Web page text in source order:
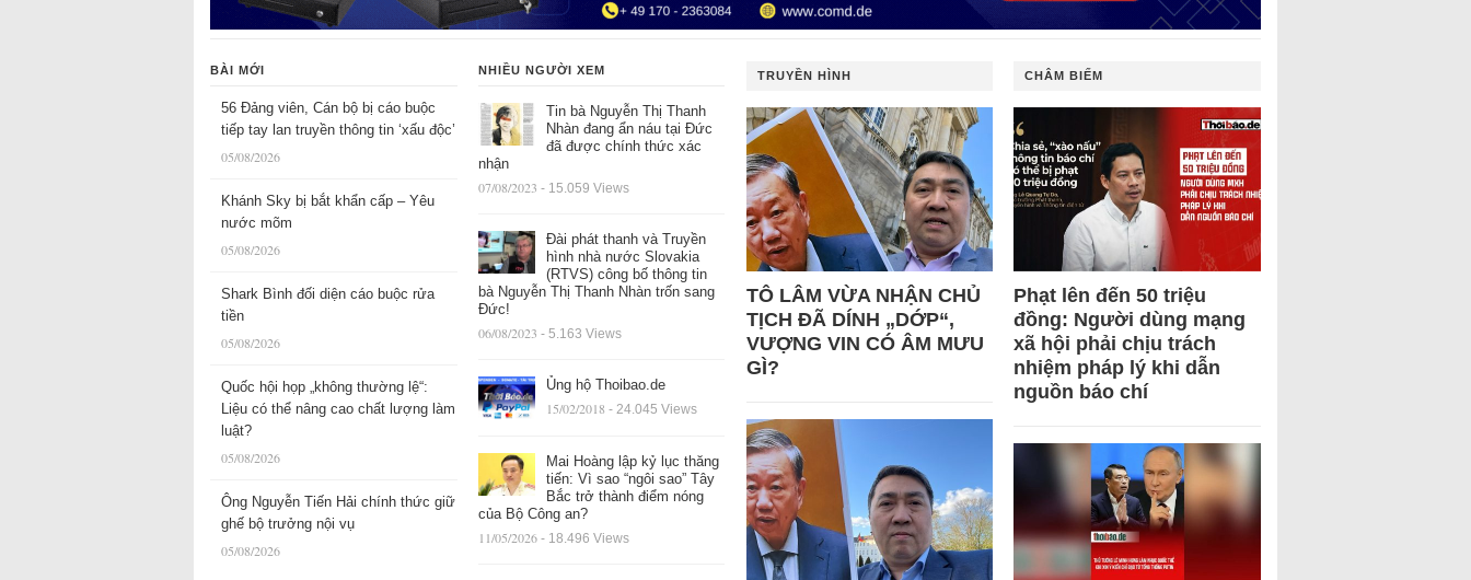
BÀI MỚI
56 Đảng viên, Cán bộ bị cáo buộc
tiếp tay lan truyền thông tin ‘xấu độc’
05/08/2026
Khánh Sky bị bắt khẩn cấp – Yêu
nước mõm
05/08/2026
Shark Bình đối diện cáo buộc rửa
tiền
05/08/2026
Quốc hội họp „không thường lệ“:
Liệu có thể nâng cao chất lượng làm
luật?
05/08/2026
Ông Nguyễn Tiến Hải chính thức giữ
ghế bộ trưởng nội vụ
05/08/2026
NHIỀU NGƯỜI XEM
Tin bà Nguyễn Thị Thanh
Nhàn đang ẩn náu tại Đức
đã được chính thức xác
nhận
07/08/2023 - 15.059 Views
Đài phát thanh và Truyền
hình nhà nước Slovakia
(RTVS) công bố thông tin
bà Nguyễn Thị Thanh Nhàn trốn sang
Đức!
06/08/2023 - 5.163 Views
Ủng hộ Thoibao.de
15/02/2018 - 24.045 Views
Mai Hoàng lập kỷ lục thăng
tiến: Vì sao “ngôi sao” Tây
Bắc trở thành điểm nóng
của Bộ Công an?
11/05/2026 - 18.496 Views
TRUYỀN HÌNH
TÔ LÂM VỪA NHẬN CHỦ
TỊCH ĐÃ DÍNH „DỚP“,
VƯỢNG VIN CÓ ÂM MƯU
GÌ?
CHÂM BIẾM
Phạt lên đến 50 triệu
đồng: Người dùng mạng
xã hội phải chịu trách
nhiệm pháp lý khi dẫn
nguồn báo chí